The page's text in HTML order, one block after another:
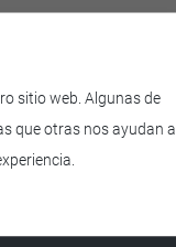
sitio web. Algunas de
que otras nos ayudan a